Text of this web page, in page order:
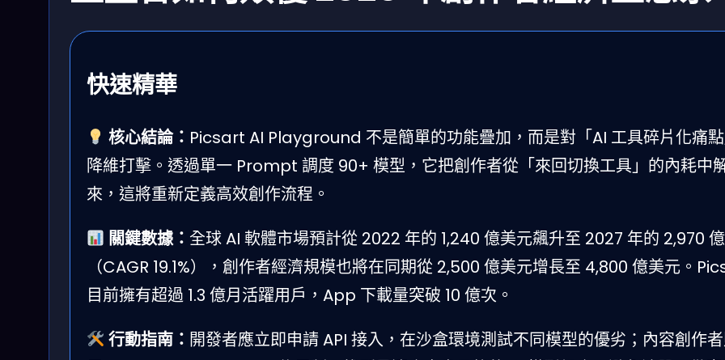
快速精華
核心結論： Picsart AI Playground 不是簡單的功能疊加，而是對「AI 工具碎片化痛
降維打擊。透過單一 Prompt 調度 90+ 模型，它把創作者從「來回切換工具」的內耗中
來，這將重新定義高效創作流程。
關鍵數據： 全球 AI 軟體市場預計從 2022 年的 1,240 億美元飆升至 2027 年的 2,970
（CAGR 19.1%），創作者經濟規模也將在同期從 2,500 億美元增長至 4,800 億美元。
目前擁有超過 1.3 億月活躍用戶，App 下載量突破 10 億次。
行動指南： 開發者應立即申請 API 接入，在沙盒環境測試不同模型的優劣；內容創作